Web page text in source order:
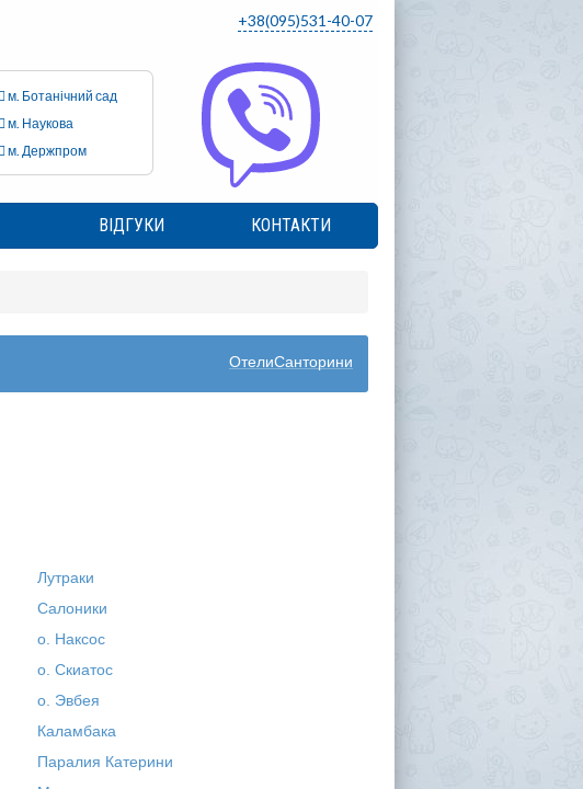
+38(095)531-40-07
м. Ботанічний сад
м. Наукова
м. Держпром
ВІДГУКИ КОНТАКТИ
ОтелиСанторини
Лутраки
Салоники
о. Наксос
о. Скиатос
о. Эвбея
Каламбака
Паралия Катерини